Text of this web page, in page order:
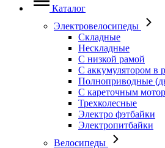
Каталог
Электровелосипеды
Складные
Нескладные
С низкой рамой
С аккумулятором в
Полноприводные
С кареточным
Трехколесные
Электро фэтбайки
Электропитбайки
Велосипеды